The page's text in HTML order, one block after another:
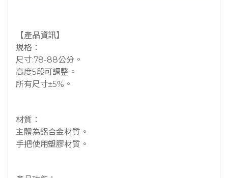
【產品資訊】
規格：
尺寸:78-88公分。
高度5段可調整。
所有尺寸±5%。
材質：
主體為鋁合金材質。
手把使用塑膠材質。